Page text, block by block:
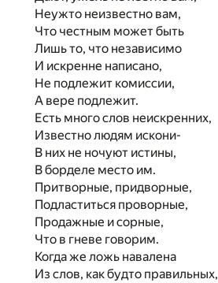
Неужто неизвестно вам,
Что честным может быть
Лишь то, что независимо
И искренне написано,
Не подлежит комиссии,
А вере подлежит.
Есть много слов неискренних,
Известно людям искони-
В них не ночуют истины,
В борделе место им.
Притворные, придворные,
Подластиться проворные,
Продажные и сорные,
Что в гневе говорим.
Когда же ложь навалена
Из слов, как будто правильных,